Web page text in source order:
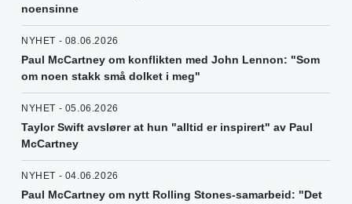
noensinne
NYHET - 08.06.2026
Paul McCartney om konflikten med John Lennon: "Som
om noen stakk små dolket i meg"
NYHET - 05.06.2026
Taylor Swift avslører at hun "alltid er inspirert" av Paul
McCartney
NYHET - 04.06.2026
Paul McCartney om nytt Rolling Stones-samarbeid: "Det